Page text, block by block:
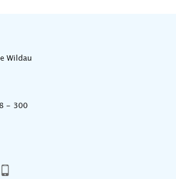
Wildau
- 300